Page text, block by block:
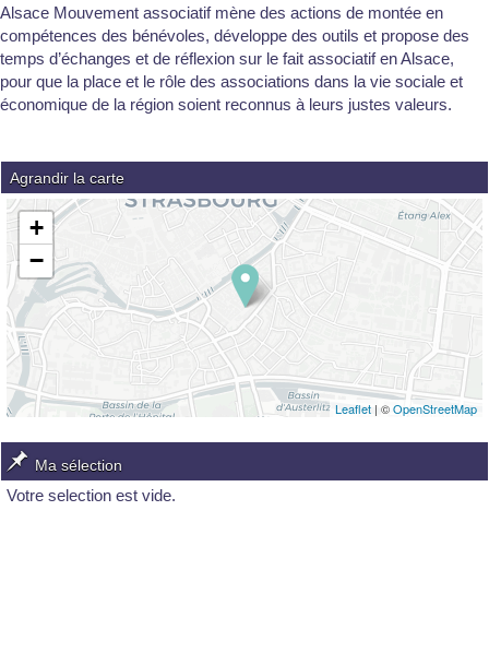
Alsace Mouvement associatif mène des actions de montée en
compétences des bénévoles, développe des outils et propose des
temps d’échanges et de réflexion sur le fait associatif en Alsace,
pour que la place et le rôle des associations dans la vie sociale et
économique de la région soient reconnus à leurs justes valeurs.
Agrandir la carte
+
−
Leaflet | ©OpenStreetMap
Ma sélection
Votre selection est vide.